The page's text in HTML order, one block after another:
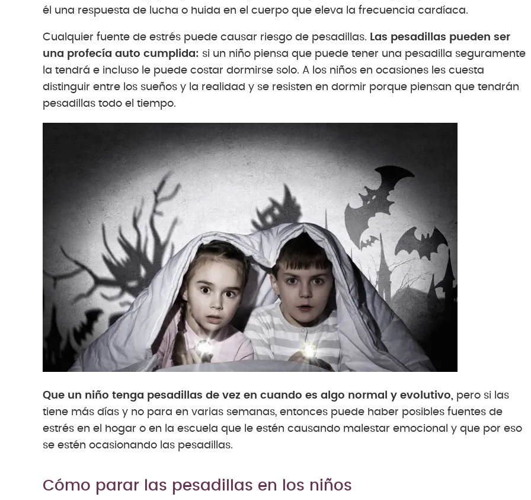
él una respuesta de lucha o huida en el cuerpo que eleva la frecuencia cardíaca.
Cualquier fuente de estrés puede causar riesgo de pesadillas. Las pesadillas pueden ser
una profecía auto cumplida: si un niño piensa que puede tener una pesadilla seguramente
la tendrá e incluso le puede costar dormirse solo. A los niños en ocasiones les cuesta
distinguir entre los sueños y la realidad y se resisten en dormir porque piensan que tendrán
pesadillas todo el tiempo.
Que un niño tenga pesadillas de vez en cuando es algo normal y evolutivo, pero si las
tiene más días y no para en varias semanas, entonces puede haber posibles fuentes de
estrés en el hogar o en la escuela que le estén causando malestar emocional y que por eso
se estén ocasionando las pesadillas.
Cómo parar las pesadillas en los niños